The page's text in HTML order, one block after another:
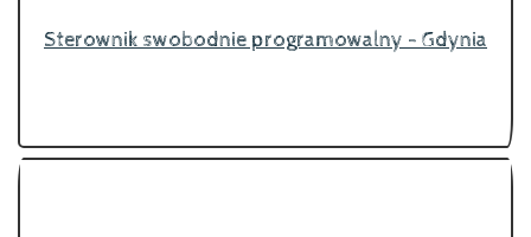
Sterownik swobodnie programowalny - Gdynia